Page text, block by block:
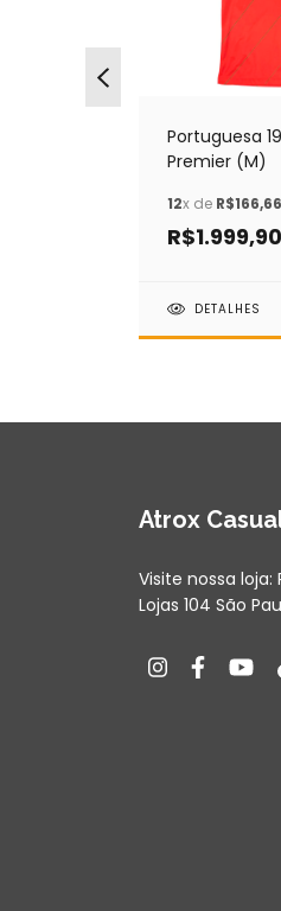
Portuguesa
Premier (M)
12x de R$166,66
R$1.999,90
DETALHES
Atrox
Visite nossa loja:
Lojas 104 São